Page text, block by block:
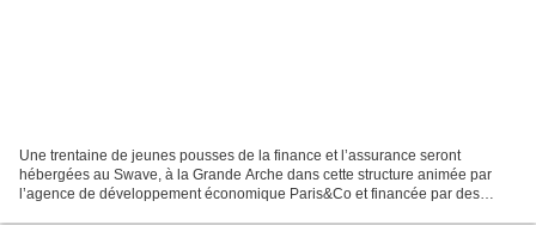
Une trentaine de jeunes pousses de la finance et l’assurance seront
hébergées au Swave, à la Grande Arche dans cette structure animée par
l’agence de développement économique Paris&Co et financée par des